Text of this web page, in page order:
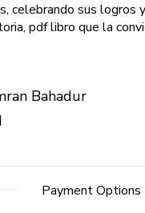
celebrando sus logros
pdf libro que la
Bahadur
Payment Options